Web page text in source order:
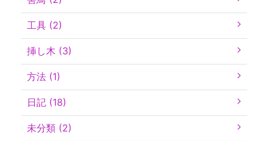
工具 (2)
挿し木 (3)
方法 (1)
日記 (18)
未分類 (2)